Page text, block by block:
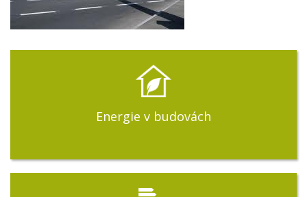
Energie v budovách